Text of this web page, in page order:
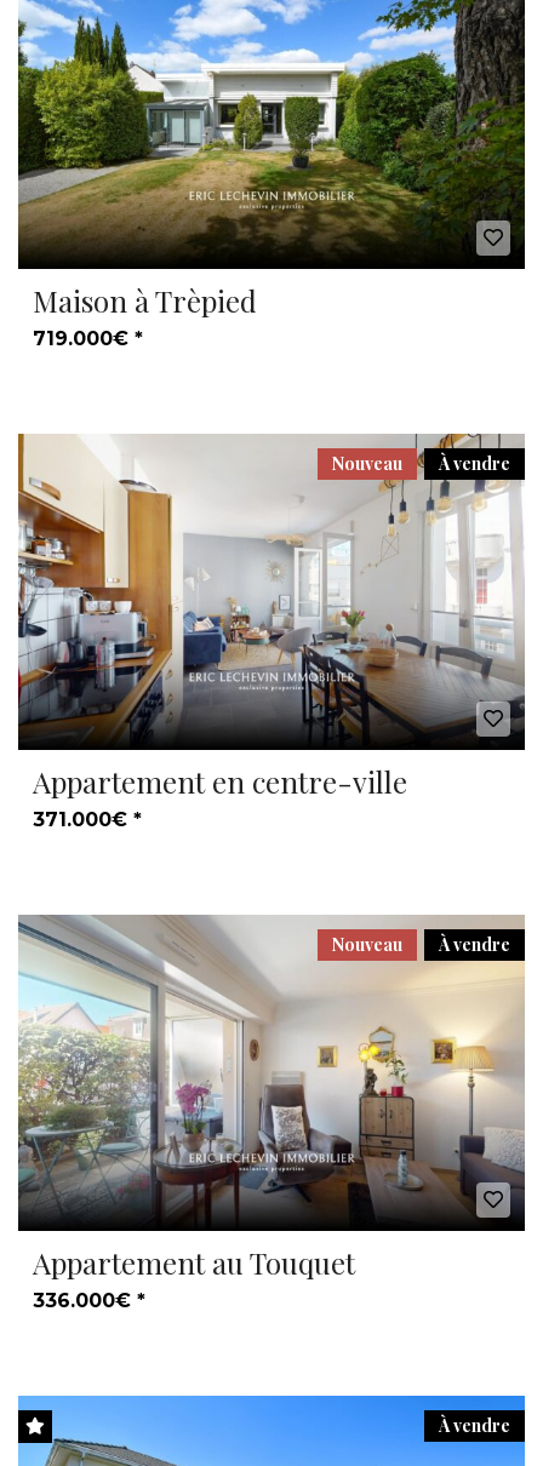
Maison à Trèpied
719.000€ *
À vendre
Nouveau
Appartement en centre-ville
371.000€ *
À vendre
Nouveau
Appartement au Touquet
336.000€ *
À vendre